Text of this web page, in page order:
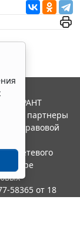
ГАРАНТ
и ее партнеры
правовой
сетевого
в сфере
58365 от 18